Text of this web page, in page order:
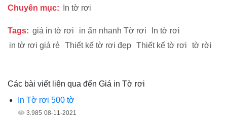
Chuyên mục: In tờ rơi
Tags: giá in tờ rơi in ấn nhanh Tờ rơi
In tờ rơi
in tờ rơi giá rẻ Thiết kế tờ rơi đẹp Thiết kế tờ rơi tờ rời
Các bài viết liên qua đến Giá in Tờ rơi
In Tờ rơi 500 tờ
3.985 08-11-2021